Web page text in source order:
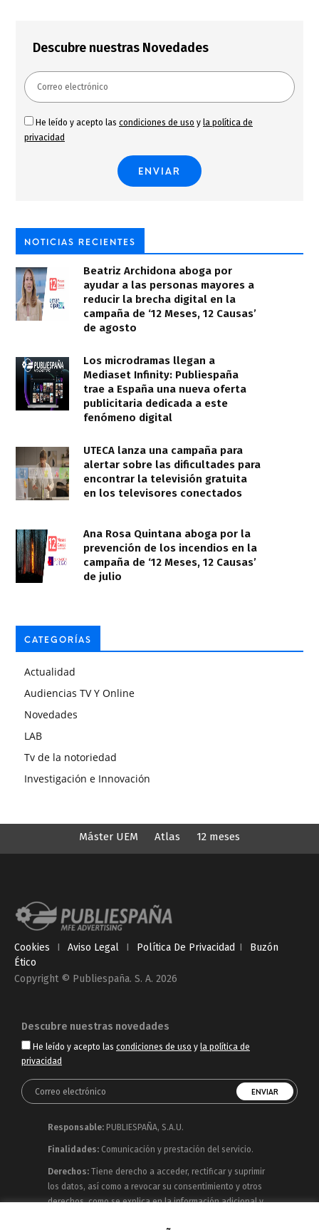
Descubre nuestras Novedades
He leído y acepto las condiciones de uso y la política de
privacidad
NOTICIAS RECIENTES
Beatriz Archidona aboga por
ayudar a las personas mayores a
reducir la brecha digital en la
campaña de ‘12 Meses, 12 Causas’
de agosto
Los microdramas llegan a
Mediaset Infinity: Publiespaña
trae a España una nueva oferta
publicitaria dedicada a este
fenómeno digital
UTECA lanza una campaña para
alertar sobre las dificultades para
encontrar la televisión gratuita
en los televisores conectados
Ana Rosa Quintana aboga por la
prevención de los incendios en la
campaña de ‘12 Meses, 12 Causas’
de julio
CATEGORÍAS
Actualidad
Audiencias TV Y Online
Novedades
LAB
Tv de la notoriedad
Investigación e Innovación
Máster UEM Atlas 12 meses
Cookies I Aviso Legal I Política De Privacidad I
Buzón
Ético
Copyright © Publiespaña. S. A. 2026
Descubre nuestras novedades
He leído y acepto las condiciones de uso y la política de
privacidad
Responsable: PUBLIESPAÑA, S.A.U.
Finalidades: Comunicación y prestación del servicio.
Derechos: Tiene derecho a acceder, rectificar y suprimir
los datos, así como a revocar su consentimiento y otros
derechos, como se explica en la información adicional y